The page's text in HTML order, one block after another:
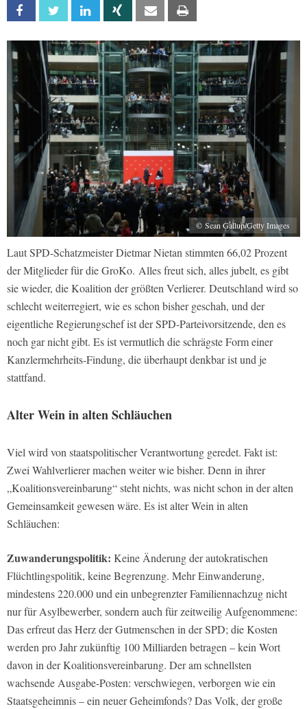
Facebook Twitter Linkedin Xing Email
© Sean Gallup/Getty Images
Laut SPD-Schatzmeister Dietmar Nietan stimmten 66,02 Prozent
der Mitglieder für die GroKo. Alles freut sich, alles jubelt, es gibt
sie wieder, die Koalition der größten Verlierer. Deutschland wird so
schlecht weiterregiert, wie es schon bisher geschah, und der
eigentliche Regierungschef ist der SPD-Parteivorsitzende, den es
noch gar nicht gibt. Es ist vermutlich die schrägste Form einer
Kanzlermehrheits-Findung, die überhaupt denkbar ist und je
stattfand.
Alter Wein in alten Schläuchen
Viel wird von staatspolitischer Verantwortung geredet. Fakt ist:
Zwei Wahlverlierer machen weiter wie bisher. Denn in ihrer
„Koalitionsvereinbarung“ steht nichts, was nicht schon in der alten
Gemeinsamkeit gewesen wäre. Es ist alter Wein in alten
Schläuchen:
Zuwanderungspolitik: Keine Änderung der autokratischen
Flüchtlingspolitik, keine Begrenzung. Mehr Einwanderung,
mindestens 220.000 und ein unbegrenzter Familiennachzug nicht
nur für Asylbewerber, sondern auch für zeitweilig Aufgenommene:
Das erfreut das Herz der Gutmenschen in der SPD; die Kosten
werden pro Jahr zukünftig 100 Milliarden betragen – kein Wort
davon in der Koalitionsvereinbarung. Der am schnellsten
wachsende Ausgabe-Posten: verschwiegen, verborgen wie ein
Staatsgeheimnis – ein neuer Geheimfonds? Das Volk, der große